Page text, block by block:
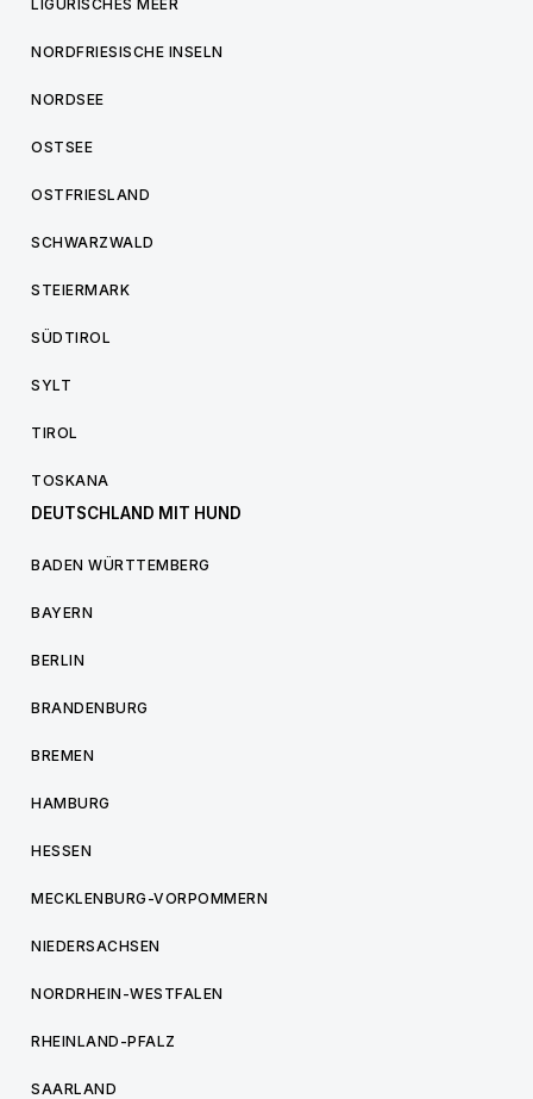
LIGURISCHES MEER
NORDFRIESISCHE INSELN
NORDSEE
OSTSEE
OSTFRIESLAND
SCHWARZWALD
STEIERMARK
SÜDTIROL
SYLT
TIROL
TOSKANA
DEUTSCHLAND MIT HUND
BADEN WÜRTTEMBERG
BAYERN
BERLIN
BRANDENBURG
BREMEN
HAMBURG
HESSEN
MECKLENBURG-VORPOMMERN
NIEDERSACHSEN
NORDRHEIN-WESTFALEN
RHEINLAND-PFALZ
SAARLAND